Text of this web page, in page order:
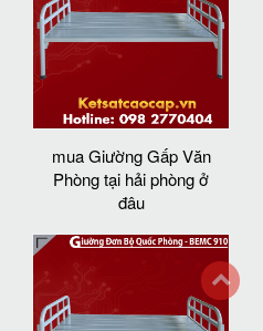
mua Giường Gấp Văn
Phòng tại hải phòng ở
đâu
back